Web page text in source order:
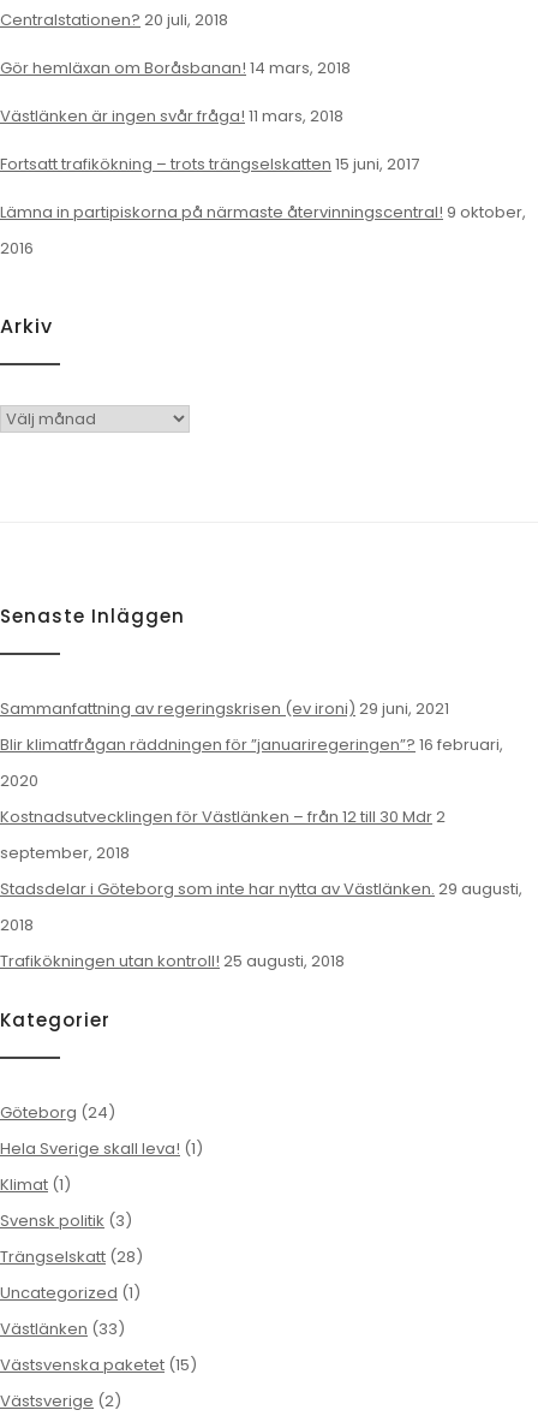
Centralstationen? 20 juli, 2018
Gör hemläxan om Boråsbanan! 14 mars, 2018
Västlänken är ingen svår fråga! 11 mars, 2018
Fortsatt trafikökning – trots trängselskatten 15 juni, 2017
Lämna in partipiskorna på närmaste återvinningscentral! 9 oktober,
2016
Arkiv
Arkiv
Senaste Inläggen
Sammanfattning av regeringskrisen (ev ironi) 29 juni, 2021
Blir klimatfrågan räddningen för ”januariregeringen”? 16 februari,
2020
Kostnadsutvecklingen för Västlänken – från 12 till 30 Mdr2
september, 2018
Stadsdelar i Göteborg som inte har nytta av Västlänken. 29 augusti,
2018
Trafikökningen utan kontroll! 25 augusti, 2018
Kategorier
Göteborg (24)
Hela Sverige skall leva! (1)
Klimat (1)
Svensk politik (3)
Trängselskatt (28)
Uncategorized (1)
Västlänken (33)
Västsvenska paketet (15)
Västsverige (2)